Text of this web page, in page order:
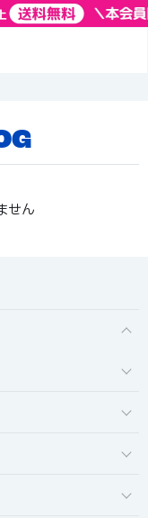
せん